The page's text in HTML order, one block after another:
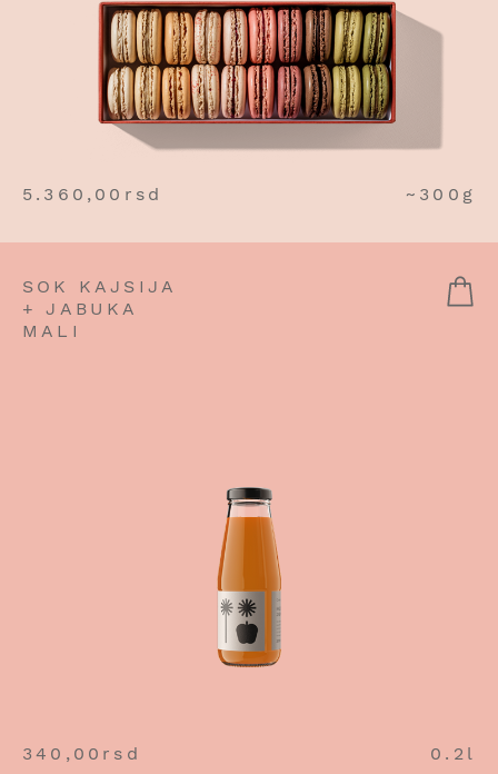
5.360,00 rsd ~300g
SOK KAJSIJA
+ JABUKA
MALI
340,00 rsd 0.2l